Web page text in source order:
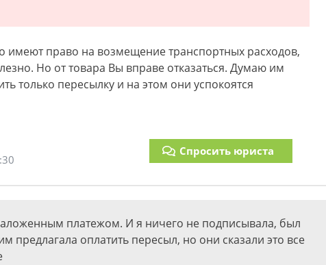
имеют право на возмещение транспортных расходов,
Но от товара Вы вправе отказаться. Думаю им
только пересылку и на этом они успокоятся
Спросить юриста
платежом. И я ничего не подписывала, был
предлагала оплатить пересыл, но они сказали это все